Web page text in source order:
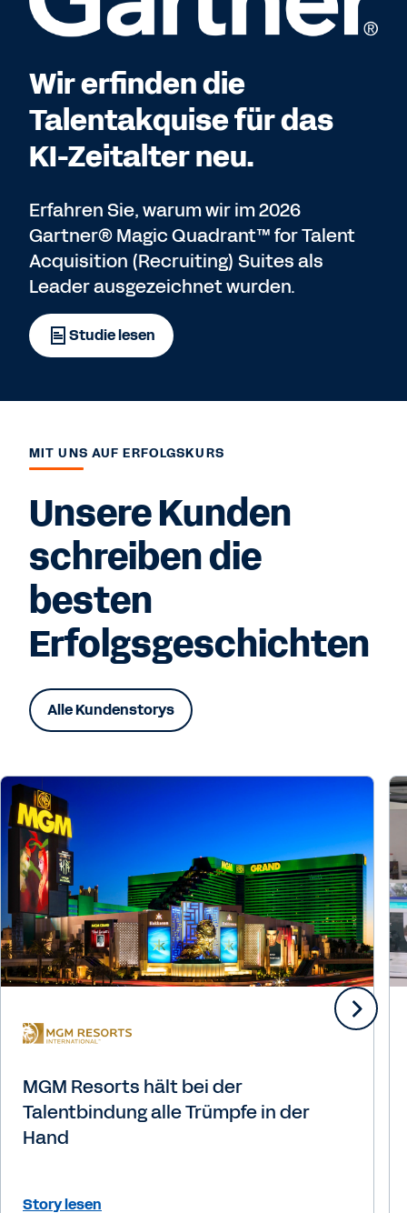
Wir erfinden die
Talentakquise für das
KI-Zeitalter neu.
Erfahren Sie, warum wir im 2026
Gartner® Magic Quadrant™ for Talent
Acquisition (Recruiting) Suites als
Leader ausgezeichnet wurden.
Studie lesen
MIT UNS AUF ERFOLGSKURS
Unsere Kunden
schreiben die
besten
Erfolgsgeschichten
Alle Kundenstorys
MGM Resorts hält bei der
Talentbindung alle Trümpfe in der
Hand
Story lesen